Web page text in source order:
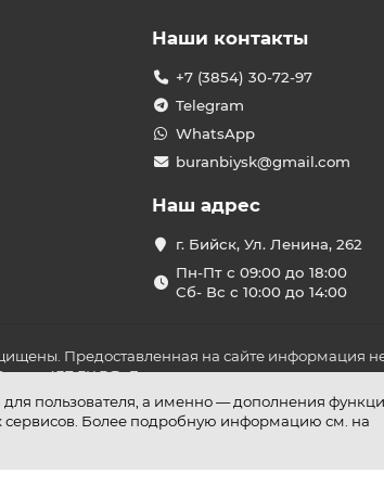
для пользователя, а именно — дополнения
сервисов. Более подробную информацию см. на
Наши контакты
+7 (3854) 30-72-97
Telegram
WhatsApp
buranbiysk@gmail.com
Наш адрес
г. Бийск, Ул. Ленина, 262
Пн-Пт с 09:00 до 18:00
Сб- Вс с 10:00 до 14:00
Предоставленная на сайте информация
437 ГК РФ. До оплаты товара удостоверьтесь